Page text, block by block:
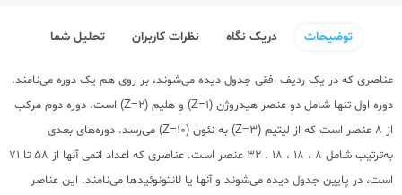
توضیحات دریک نگاه نظرات کاربران تحلیل شما
عناصری که در یک ردیف افقی جدول دیده می‌شوند، بر روی هم یک دوره می‌نامند.
دوره اول تنها شامل دو عنصر هیدروژن (Z=1) و هلیم (Z=2) است. دوره دوم مرکب
از 8 عنصر است که از لیتیم (Z=3) به نئون (Z=10) می‌رسد. دوره‌های بعدی
به‌ترتیب شامل 8 ، 18 ، 18 . 32 عنصر است. عناصری که اعداد اتمی آنها از 58 تا 71
است، در پایین جدول دیده می‌شوند و آنها یا لانتونوئیدها می‌نامند. این عناصر